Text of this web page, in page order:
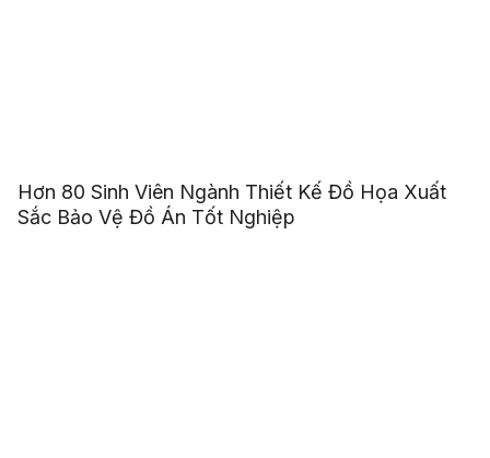
Hơn 80 Sinh Viên Ngành Thiết Kế Đồ Họa Xuất
Sắc Bảo Vệ Đồ Án Tốt Nghiệp